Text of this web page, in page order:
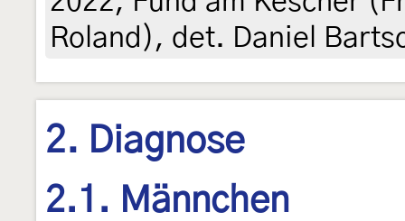
Roland), det. Daniel
2. Diagnose
2.1. Männchen